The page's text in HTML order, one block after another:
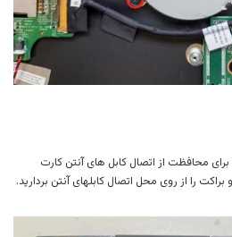
محافظت از اتصال کابل های آنتن کارت
براکت را از روی محل اتصال کابلهای آنتن بردارید.